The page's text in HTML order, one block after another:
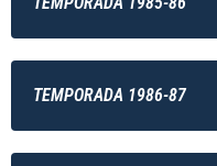
TEMPORADA 1986-87